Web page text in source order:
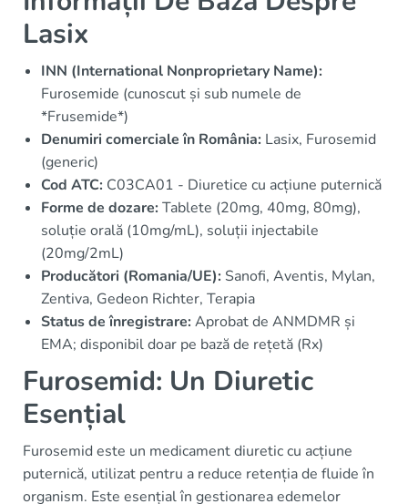
Lasix
INN (International Nonproprietary Name):
Furosemide (cunoscut și sub numele de
*Frusemide*)
Denumiri comerciale în România: Lasix, Furosemid
(generic)
Cod ATC: C03CA01 - Diuretice cu acțiune puternică
Forme de dozare:Tablete (20mg, 40mg, 80mg),
soluție orală (10mg/mL), soluții injectabile
(20mg/2mL)
Producători (Romania/UE): Sanofi, Aventis, Mylan,
Zentiva, Gedeon Richter, Terapia
Status de înregistrare:Aprobat de ANMDMR și
EMA; disponibil doar pe bază de rețetă (Rx)
Furosemid: Un Diuretic
Esențial
Furosemid este un medicament diuretic cu acțiune
puternică, utilizat pentru a reduce retenția de fluide în
organism. Este esențial în gestionarea edemelor